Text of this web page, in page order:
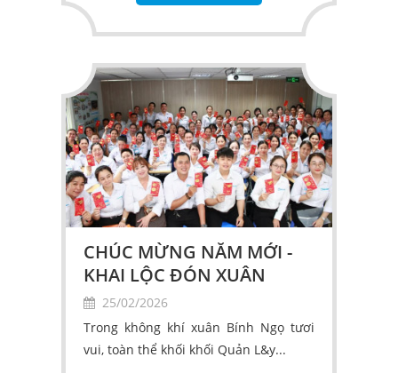
CHÚC MỪNG NĂM MỚI -
KHAI LỘC ĐÓN XUÂN
25/02/2026
Trong không khí xuân Bính Ngọ tươi
vui, toàn thể khối khối Quản L&y...